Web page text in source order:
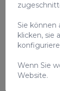
Sie können
klicken, sie
Wenn Sie
Website.